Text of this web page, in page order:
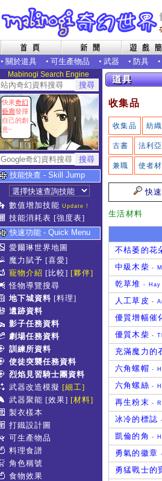
• 關於道具 • 可生產物品 • 武器 • 防具 •
Mabinogi Search Engine
快來奇幻
藝廊發揮
自己的創
意~
技能快查 - Skill Jump
數值增加技能 Update !
技能消耗表 [強度表]
快速功能 - Quick Menu
愛爾琳世界地圖
魔力賦予 [喜愛]
寵物介紹 [比較] [夥伴]
怪物導覽搜尋
地下城資料 [料理]
遺跡資料
影子任務資料
劇場任務資料
訓練所資料
使徒突襲任務資料
烈焰見習騎士團資料
武器改造模擬 [細工]
武器聚能 [效果] [材料]
製衣樣本
打鐵設計圖
可生產物品
料理食譜
角色稱號
食物效果
收集品
收集品 紡
古書 法利
兼職 使者
快
生活材料
不枯萎的花
中級木柴 -
乾草堆 - Hay
人工草皮 -
優質增幅催
優質木柴 -
充滿魔力的
六角螺帽 -
六角螺絲 -
再生粉末 -
冰冷的標誌
凱倫的角
-
勇氣的徽章
勇猛戰士的